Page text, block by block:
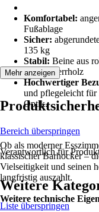
Komfortabel:
Fußablage
Sicher:
135 kg
Stabil: Beine aus
Pappelsperrholz
Hochwertiger
und pflegeleicht
Optik.
Ob als moderner
klassischer Barhocker –
Vielseitigkeit und seinen
langfristig auszahlt.
Weitere technische
Mehr anzeigen
Bereich überspringen
Verantwortlich für
Weitere
Liste überspringen